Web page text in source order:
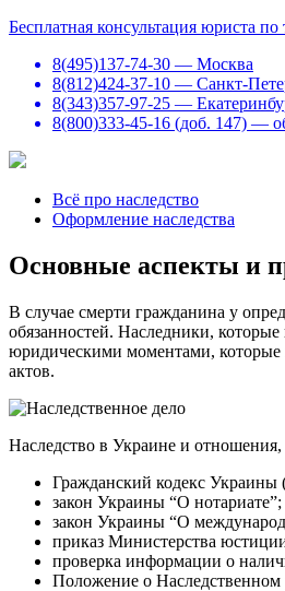
Бесплатная консультация юриста по
8(495)137-74-30 — Москва
8(812)424-37-10 — Санкт-
8(343)357-97-25 —
8(800)333-45-16 (доб. 147) —
Всё про наследство
Оформление наследства
Основные аспекты и
В случае смерти гражданина у
обязанностей. Наследники,
юридическими моментами, которые
актов.
Наследство в Украине и отношения,
Гражданский кодекс
закон Украины “О нотариате”;
закон Украины “О
приказ Министерства
проверка информации о
Положение о Наследственном